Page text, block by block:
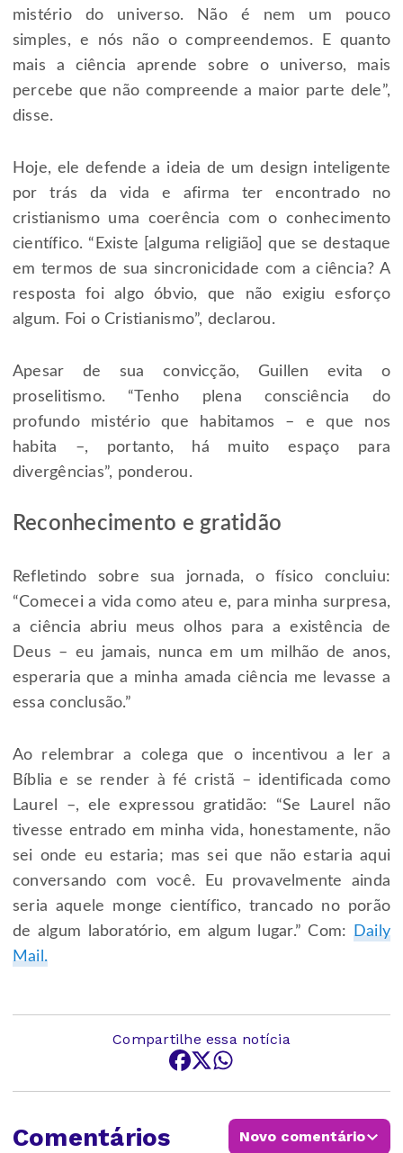
mistério do universo. Não é nem um pouco
simples, e nós não o compreendemos. E quanto
mais a ciência aprende sobre o universo, mais
percebe que não compreende a maior parte dele”,
disse.
Hoje, ele defende a ideia de um design inteligente
por trás da vida e afirma ter encontrado no
cristianismo uma coerência com o conhecimento
científico. “Existe [alguma religião] que se destaque
em termos de sua sincronicidade com a ciência? A
resposta foi algo óbvio, que não exigiu esforço
algum. Foi o Cristianismo”, declarou.
Apesar de sua convicção, Guillen evita o
proselitismo. “Tenho plena consciência do
profundo mistério que habitamos – e que nos
habita –, portanto, há muito espaço para
divergências”, ponderou.
Reconhecimento e gratidão
Refletindo sobre sua jornada, o físico concluiu:
“Comecei a vida como ateu e, para minha surpresa,
a ciência abriu meus olhos para a existência de
Deus – eu jamais, nunca em um milhão de anos,
esperaria que a minha amada ciência me levasse a
essa conclusão.”
Ao relembrar a colega que o incentivou a ler a
Bíblia e se render à fé cristã – identificada como
Laurel –, ele expressou gratidão: “Se Laurel não
tivesse entrado em minha vida, honestamente, não
sei onde eu estaria; mas sei que não estaria aqui
conversando com você. Eu provavelmente ainda
seria aquele monge científico, trancado no porão
de algum laboratório, em algum lugar.” Com: Daily
Mail.
Compartilhe essa notícia
Comentários Novo comentário